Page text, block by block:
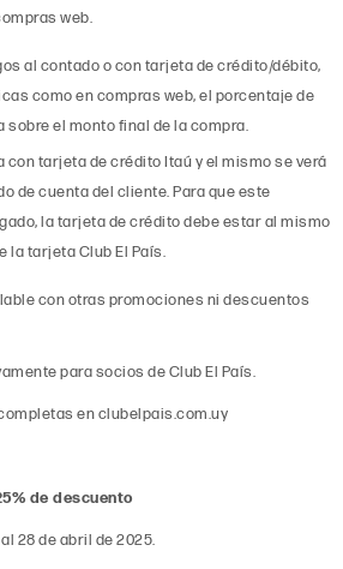
web.
al contado o con tarjeta de crédito/débito,
como en compras web, el porcentaje de
el monto final de la compra.
con tarjeta de crédito Itaú y el mismo se verá
de cuenta del cliente. Para que este
la tarjeta de crédito debe estar al mismo
la tarjeta Club El País.
con otras promociones ni descuentos
para socios de Club El País.
en clubelpais.com.uy
de descuento
28 de abril de 2025.